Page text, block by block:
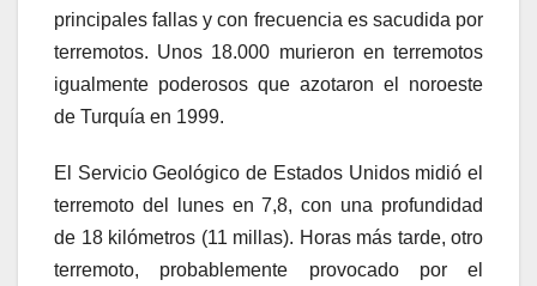
principales fallas y con frecuencia es sacudida por
terremotos. Unos 18.000 murieron en terremotos
igualmente poderosos que azotaron el noroeste
de Turquía en 1999.
El Servicio Geológico de Estados Unidos midió el
terremoto del lunes en 7,8, con una profundidad
de 18 kilómetros (11 millas). Horas más tarde, otro
terremoto, probablemente provocado por el